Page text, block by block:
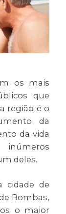
os mais
que
região é o
da
da vida
deles.
cidade de
Bombas,
o maior